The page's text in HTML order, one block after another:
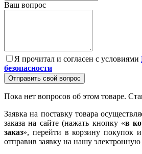
Ваш вопрос
Я прочитал и согласен с условиями
безопасности
Отправить свой вопрос
Пока нет вопросов об этом товаре.
Заявка на поставку товара
заказа на сайте (нажать кнопку «в
заказ», перейти в корзину покупок
отправив заявку на нашу